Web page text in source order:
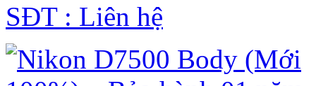
SĐT : Liên hệ